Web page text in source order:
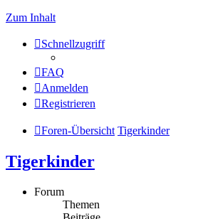
Zum Inhalt
Schnellzugriff
FAQ
Anmelden
Registrieren
Foren-Übersicht Tigerkinder
Tigerkinder
Forum
Themen